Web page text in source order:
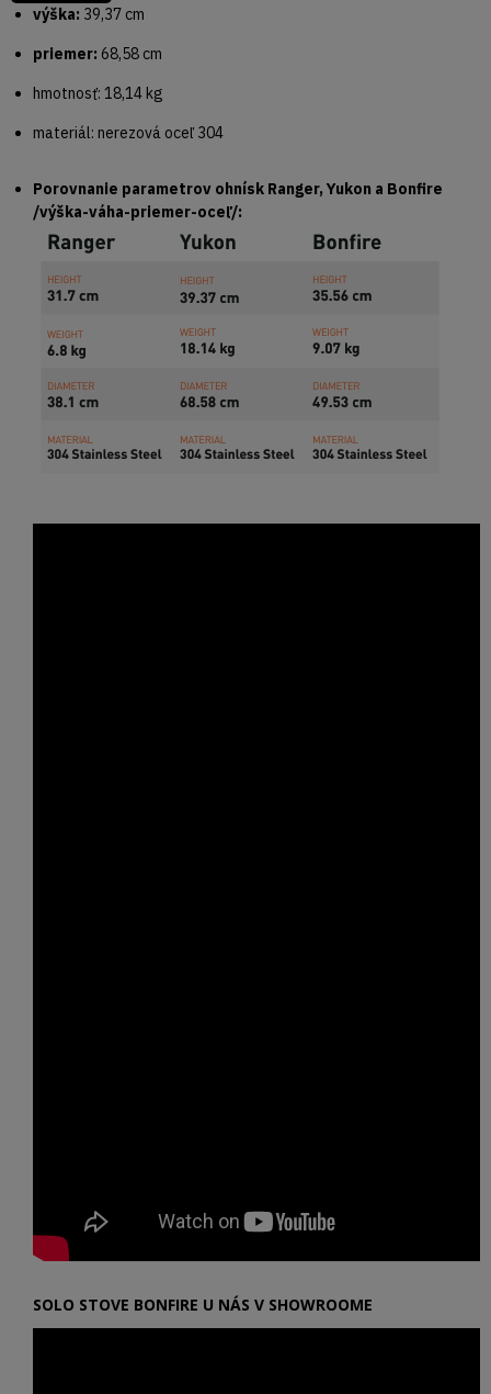
výška: 39,37 cm
priemer: 68,58 cm
hmotnosť: 18,14 kg
materiál: nerezová oceľ 304
Porovnanie parametrov ohnísk Ranger, Yukon a Bonfire
/výška-váha-priemer-oceľ/:
SOLO STOVE BONFIRE U NÁS V SHOWROOME